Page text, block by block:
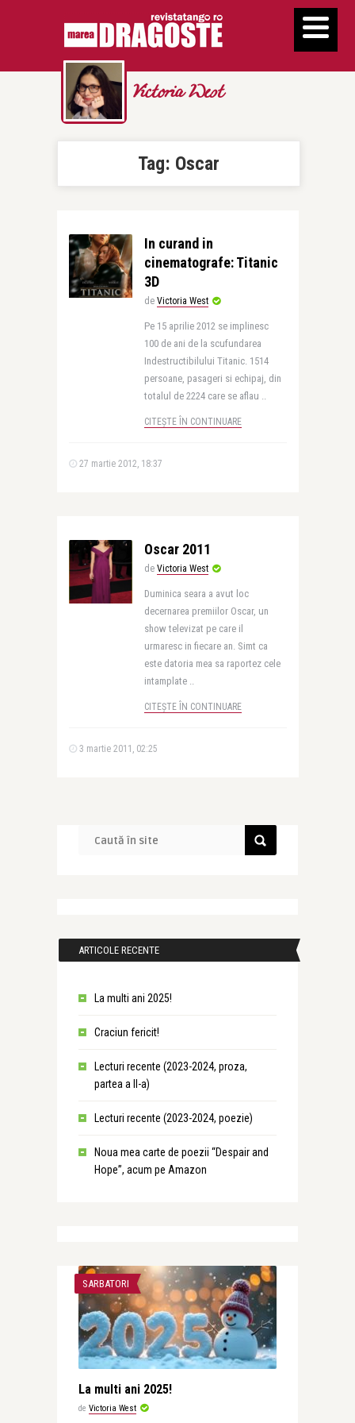
Victoria West
Tag: Oscar
In curand in
cinematografe: Titanic
3D
de Victoria West
Pe 15 aprilie 2012 se implinesc
100 de ani de la scufundarea
Indestructibilului Titanic. 1514
persoane, pasageri si echipaj, din
totalul de 2224 care se aflau ..
CITEȘTE ÎN CONTINUARE
27 martie 2012, 18:37
Oscar 2011
de Victoria West
Duminica seara a avut loc
decernarea premiilor Oscar, un
show televizat pe care il
urmaresc in fiecare an. Simt ca
este datoria mea sa raportez cele
intamplate ..
CITEȘTE ÎN CONTINUARE
3 martie 2011, 02:25
ARTICOLE RECENTE
La multi ani 2025!
Craciun fericit!
Lecturi recente (2023-2024, proza,
partea a II-a)
Lecturi recente (2023-2024, poezie)
Noua mea carte de poezii “Despair and
Hope”, acum pe Amazon
SARBATORI
La multi ani 2025!
de Victoria West